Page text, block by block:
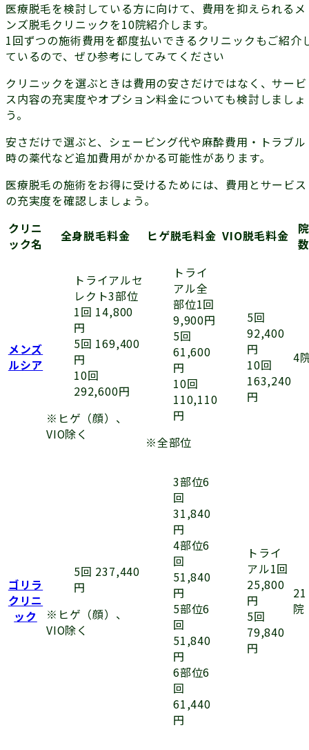
医療脱毛を検討している方に向けて、費用を抑えられるメ
ンズ脱毛クリニックを10院紹介します。
1回ずつの施術費用を都度払いできるクリニックもご紹介
ているので、ぜひ参考にしてみてください
クリニックを選ぶときは費用の安さだけではなく、サービ
ス内容の充実度やオプション料金についても検討しましょ
う。
安さだけで選ぶと、シェービング代や麻酔費用・トラブル
時の薬代など追加費用がかかる可能性があります。
医療脱毛の施術をお得に受けるためには、費用とサービス
の充実度を確認しましょう。
クリニ
ック名
全身脱毛料金 ヒゲ脱毛料金 VIO脱毛料金
院
数
メンズ
ルシア
トライアルセ
レクト3部位
1回 14,800
円
5回 169,400
円
10回
292,600円
※ヒゲ（顔）、
VIO除く
トライ
アル全
部位1回
9,900円
5回
61,600
円
10回
110,110
円
※全部位
5回
92,400
円
10回
163,240
円
4
ゴリラ
クリニ
ック
5回 237,440
円
※ヒゲ（顔）、
VIO除く
3部位6
回
31,840
円
4部位6
回
51,840
円
5部位6
回
51,840
円
6部位6
回
61,440
円
トライ
アル1回
25,800
円
5回
79,840
円
21
院